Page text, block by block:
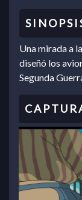
Una mirada a
diseñó los
Segunda